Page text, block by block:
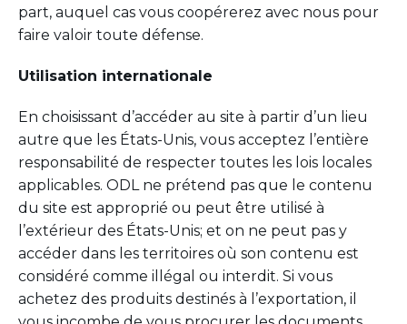
part, auquel cas vous coopérerez avec nous pour
faire valoir toute défense.
Utilisation internationale
En choisissant d’accéder au site à partir d’un lieu
autre que les États-Unis, vous acceptez l’entière
responsabilité de respecter toutes les lois locales
applicables. ODL ne prétend pas que le contenu
du site est approprié ou peut être utilisé à
l’extérieur des États-Unis; et on ne peut pas y
accéder dans les territoires où son contenu est
considéré comme illégal ou interdit. Si vous
achetez des produits destinés à l’exportation, il